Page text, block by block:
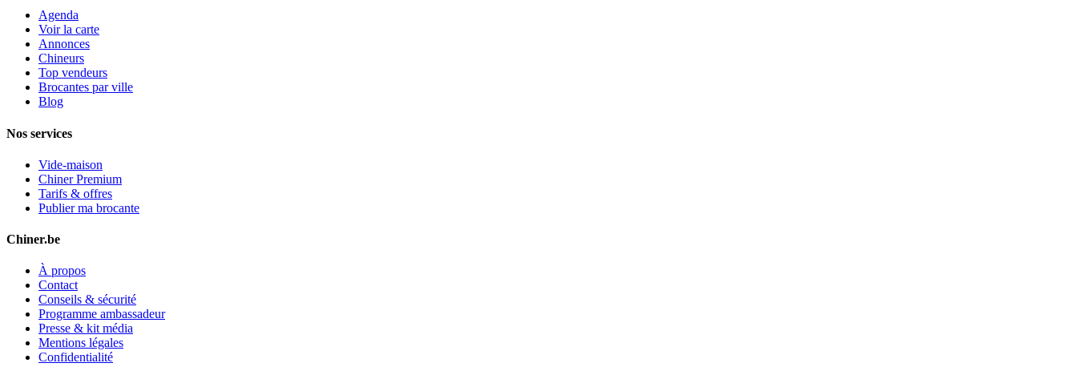
Agenda
Voir la carte
Annonces
Chineurs
Top vendeurs
Brocantes par ville
Blog
Nos services
Vide-maison
Chiner Premium
Tarifs & offres
Publier ma brocante
Chiner.be
À propos
Contact
Conseils & sécurité
Programme ambassadeur
Presse & kit média
Mentions légales
Confidentialité